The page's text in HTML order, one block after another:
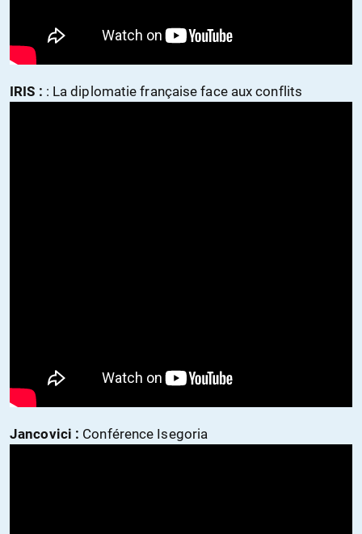
IRIS : : La diplomatie française face aux conflits
Jancovici : Conférence Isegoria